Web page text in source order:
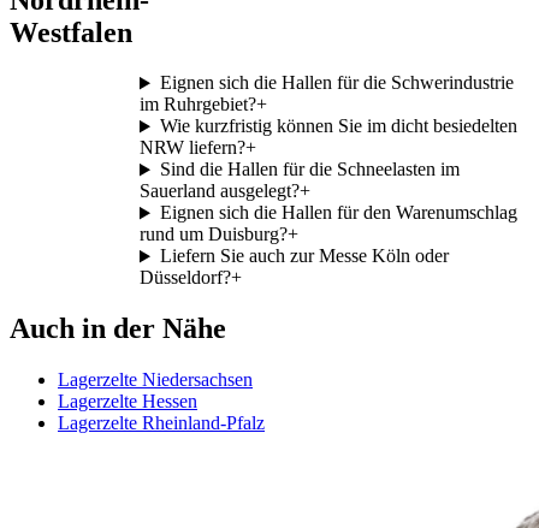
Westfalen
Eignen sich die Hallen für die Schwerindustrie
im Ruhrgebiet?+
Wie kurzfristig können Sie im dicht besiedelten
NRW liefern?+
Sind die Hallen für die Schneelasten im
Sauerland ausgelegt?+
Eignen sich die Hallen für den Warenumschlag
rund um Duisburg?+
Liefern Sie auch zur Messe Köln oder
Düsseldorf?+
Auch in der Nähe
Lagerzelte Niedersachsen
Lagerzelte Hessen
Lagerzelte Rheinland-Pfalz